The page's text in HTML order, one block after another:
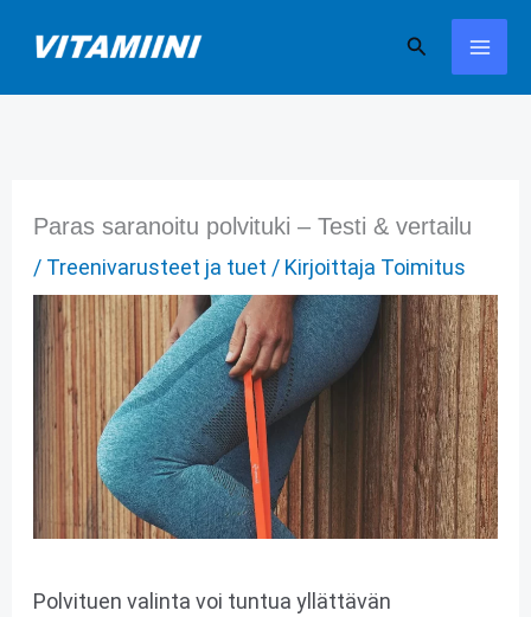
sisältöön
Hae
Paras saranoitu polvituki – Testi & vertailu
/ Treenivarusteet ja tuet / Kirjoittaja Toimitus
Polvituen valinta voi tuntua yllättävän